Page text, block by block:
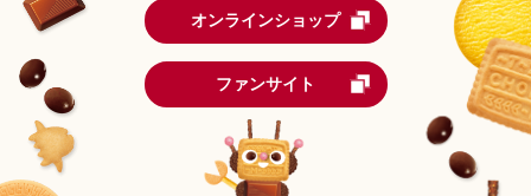
オンラインショップ
ファンサイト